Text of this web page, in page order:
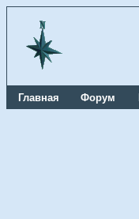
Главная Форум